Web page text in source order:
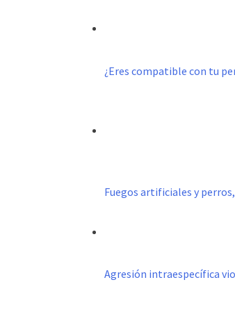
¿Eres compatible con tu
Fuegos artificiales y
Agresión intraespecífica